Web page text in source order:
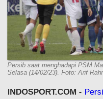
Persib saat menghadapi PSM
Selasa (14/02/23). Foto: Arif
INDOSPORT.COM -